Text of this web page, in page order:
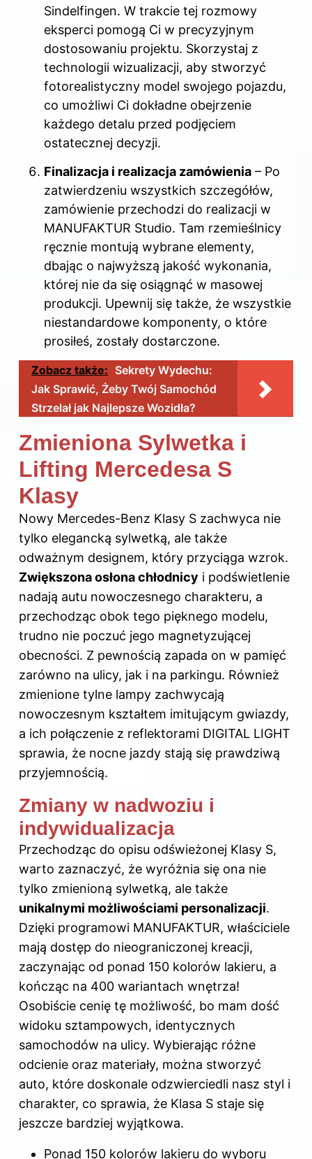
Sindelfingen. W trakcie tej rozmowy
eksperci pomogą Ci w precyzyjnym
dostosowaniu projektu. Skorzystaj z
technologii wizualizacji, aby stworzyć
fotorealistyczny model swojego pojazdu,
co umożliwi Ci dokładne obejrzenie
każdego detalu przed podjęciem
ostatecznej decyzji.
Finalizacja i realizacja zamówienia – Po
zatwierdzeniu wszystkich szczegółów,
zamówienie przechodzi do realizacji w
MANUFAKTUR Studio. Tam rzemieślnicy
ręcznie montują wybrane elementy,
dbając o najwyższą jakość wykonania,
której nie da się osiągnąć w masowej
produkcji. Upewnij się także, że wszystkie
niestandardowe komponenty, o które
prosiłeś, zostały dostarczone.
Zobacz także: Sekrety Wydechu:
Jak Sprawić, Żeby Twój Samochód
Strzelał jak Najlepsze Wozidła?
Zmieniona Sylwetka i
Lifting Mercedesa S
Klasy
Nowy Mercedes-Benz Klasy S zachwyca nie
tylko elegancką sylwetką, ale także
odważnym designem, który przyciąga wzrok.
Zwiększona osłona chłodnicy i podświetlenie
nadają autu nowoczesnego charakteru, a
przechodząc obok tego pięknego modelu,
trudno nie poczuć jego magnetyzującej
obecności. Z pewnością zapada on w pamięć
zarówno na ulicy, jak i na parkingu. Również
zmienione tylne lampy zachwycają
nowoczesnym kształtem imitującym gwiazdy,
a ich połączenie z reflektorami DIGITAL LIGHT
sprawia, że nocne jazdy stają się prawdziwą
przyjemnością.
Zmiany w nadwoziu i
indywidualizacja
Przechodząc do opisu odświeżonej Klasy S,
warto zaznaczyć, że wyróżnia się ona nie
tylko zmienioną sylwetką, ale także
unikalnymi możliwościami personalizacji.
Dzięki programowi MANUFAKTUR, właściciele
mają dostęp do nieograniczonej kreacji,
zaczynając od ponad 150 kolorów lakieru, a
kończąc na 400 wariantach wnętrza!
Osobiście cenię tę możliwość, bo mam dość
widoku sztampowych, identycznych
samochodów na ulicy. Wybierając różne
odcienie oraz materiały, można stworzyć
auto, które doskonale odzwierciedli nasz styl i
charakter, co sprawia, że Klasa S staje się
jeszcze bardziej wyjątkowa.
Ponad 150 kolorów lakieru do wyboru